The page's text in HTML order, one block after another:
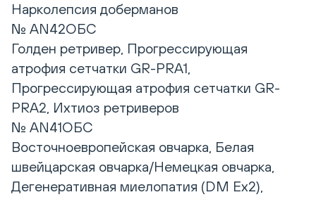
Нарколепсия доберманов
№ AN42ОБС
Голден ретривер, Прогрессирующая
атрофия сетчатки GR-PRA1,
Прогрессирующая атрофия сетчатки GR-
PRA2, Ихтиоз ретриверов
№ AN41ОБС
Восточноевропейская овчарка, Белая
швейцарская овчарка/Немецкая овчарка,
Дегенеративная миелопатия (DM Ex2),